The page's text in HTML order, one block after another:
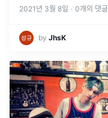
2021년 3월 8일 · 0개의 댓글
by JhsK